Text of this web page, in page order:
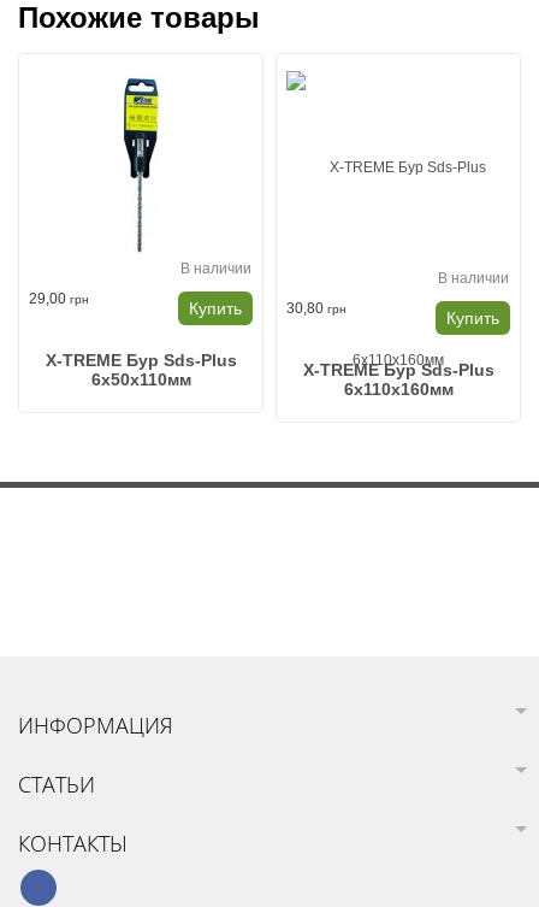
Похожие товары
В наличии
29,00 грн Купить
X-TREME Бур Sds-Plus
6х50х110мм
В наличии
30,80 грн Купить
X-TREME Бур Sds-Plus
6х110х160мм
ИНФОРМАЦИЯ
СТАТЬИ
КОНТАКТЫ